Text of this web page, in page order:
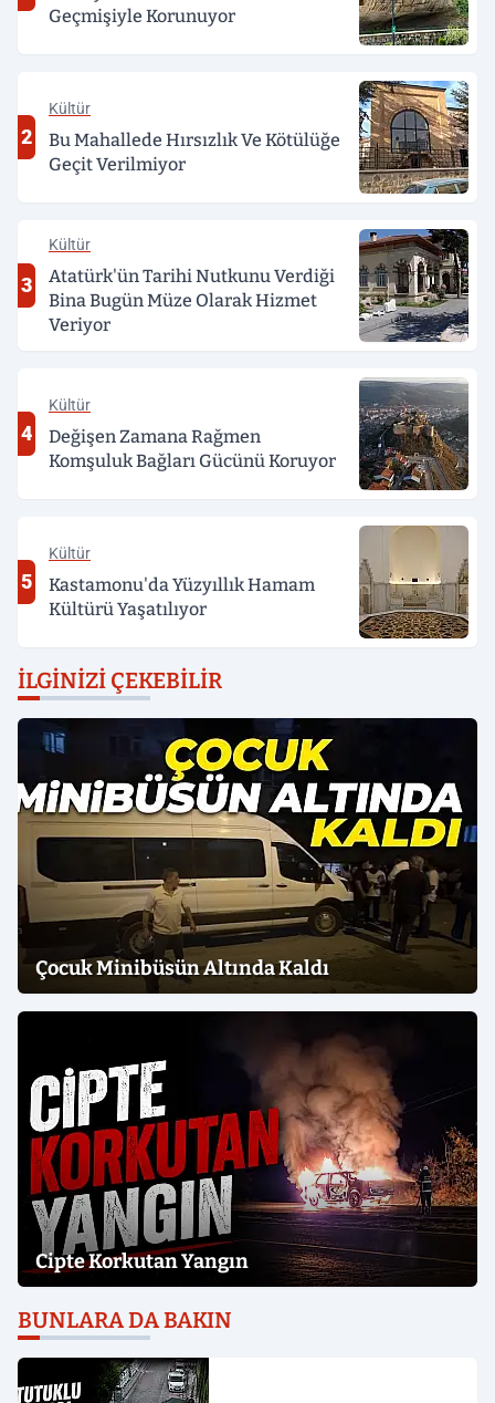
Geçmişiyle Korunuyor
2
Kültür
Bu Mahallede Hırsızlık Ve Kötülüğe
Geçit Verilmiyor
3
Kültür
Atatürk'ün Tarihi Nutkunu Verdiği
Bina Bugün Müze Olarak Hizmet
Veriyor
4
Kültür
Değişen Zamana Rağmen
Komşuluk Bağları Gücünü Koruyor
5
Kültür
Kastamonu'da Yüzyıllık Hamam
Kültürü Yaşatılıyor
İLGINIZI ÇEKEBILIR
Çocuk Minibüsün Altında Kaldı
Cipte Korkutan Yangın
BUNLARA DA BAKIN